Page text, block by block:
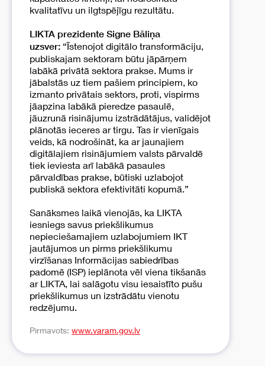
kvalitatīvu un ilgtspējīgu rezultātu.
LIKTA prezidente Signe Bāliņa
uzsver: “Īstenojot digitālo transformāciju,
publiskajam sektoram būtu jāpārņem
labākā privātā sektora prakse. Mums ir
jābalstās uz tiem pašiem principiem, ko
izmanto privātais sektors, proti, vispirms
jāapzina labākā pieredze pasaulē,
jāuzrunā risinājumu izstrādātājus, validējot
plānotās ieceres ar tirgu. Tas ir vienīgais
veids, kā nodrošināt, ka ar jaunajiem
digitālajiem risinājumiem valsts pārvaldē
tiek ieviesta arī labākā pasaules
pārvaldības prakse, būtiski uzlabojot
publiskā sektora efektivitāti kopumā.”
Sanāksmes laikā vienojās, ka LIKTA
iesniegs savus priekšlikumus
nepieciešamajiem uzlabojumiem IKT
jautājumos un pirms priekšlikumu
virzīšanas Informācijas sabiedrības
padomē (ISP) ieplānota vēl viena tikšanās
ar LIKTA, lai salāgotu visu iesaistīto pušu
priekšlikumus un izstrādātu vienotu
redzējumu.
Pirmavots: www.varam.gov.lv